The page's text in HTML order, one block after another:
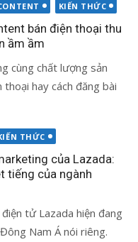
KIẾN THỨC
bán điện thoại thu
ầm ầm
cùng chất lượng sản
hay cách đăng bài
THỨC
của Lazada:
tiếng của ngành
tử Lazada hiện đang
Nam Á nói riêng.